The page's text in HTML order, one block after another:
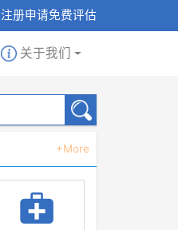
注册申请免费评估
关于我们
+More